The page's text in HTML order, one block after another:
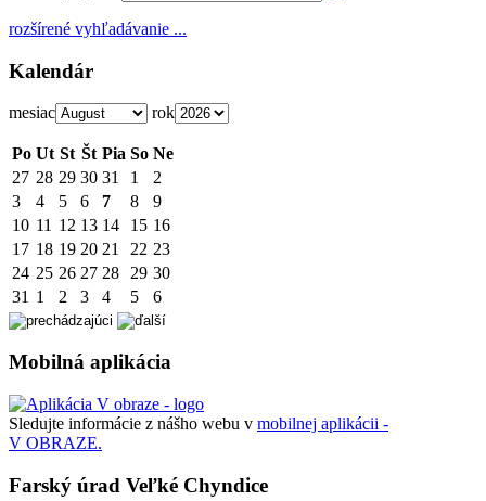
rozšírené vyhľadávanie ...
Kalendár
mesiac rok
Po Ut St Št Pia So Ne
27 28 29 30 31 1
2
3
4 5 6 7 8
9
10 11 12 13 14 15 16
17 18 19 20 21 22 23
24 25 26 27 28 29 30
31 1 2 3 4 5 6
Mobilná aplikácia
Sledujte informácie z nášho webu v mobilnej aplikácii -
V OBRAZE.
Farský úrad Veľké Chyndice